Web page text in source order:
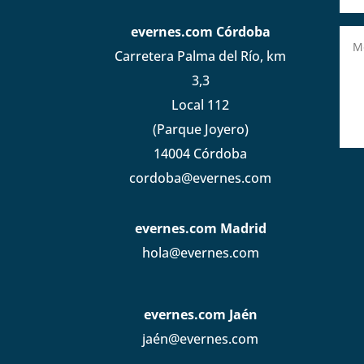
evernes.com Córdoba
Carretera Palma del Río, km
3,3
Local 112
(Parque Joyero)
14004 Córdoba
cordoba@evernes.com
evernes.com Madrid
hola@evernes.com
evernes.com Jaén
jaén@evernes.com